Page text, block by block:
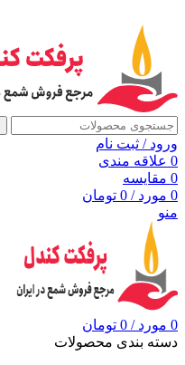
ورود / ثبت نام
0 علاقه مندی
0 مقايسه
0 مورد /
0 تومان
منو
0 مورد /
0 تومان
دسته بندی محصولات